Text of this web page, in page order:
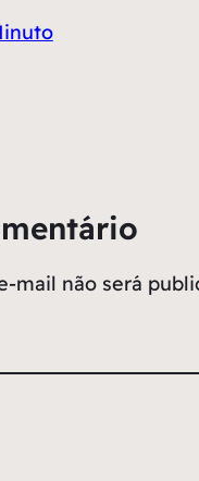
mail não será